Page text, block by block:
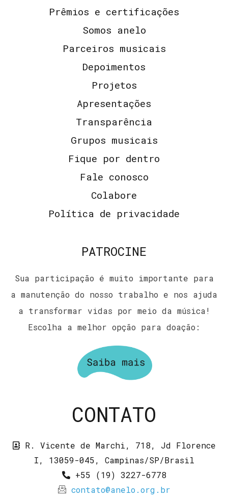
Prêmios e certificações
Somos anelo
Parceiros musicais
Depoimentos
Projetos
Apresentações
Transparência
Grupos musicais
Fique por dentro
Fale conosco
Colabore
Política de privacidade
PATROCINE
Sua participação é muito importante para
a manutenção do nosso trabalho e nos ajuda
a transformar vidas por meio da música!
Escolha a melhor opção para doação:
CONTATO
R. Vicente de Marchi, 718, Jd Florence
I, 13059-045, Campinas/SP/Brasil
+55 (19) 3227-6778
contato@anelo.org.br